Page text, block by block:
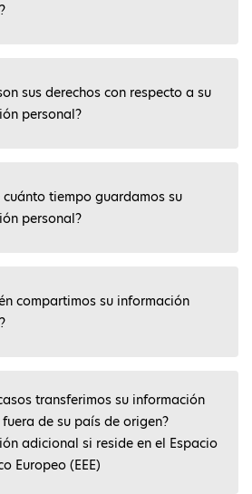
sus derechos con respecto a su
personal?
cuánto tiempo guardamos su
personal?
compartimos su información
transferimos su información
de su país de origen?
adicional si reside en el Espacio
Europeo (EEE)